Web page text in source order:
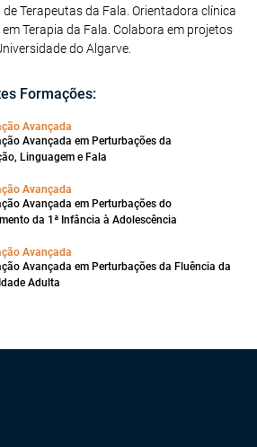
Terapeutas da Fala. Orientadora clínica
Terapia da Fala. Colabora em projetos
do Algarve.
Formações:
Avançada
Avançada em Perturbações da
Linguagem e Fala
Avançada
Avançada em Perturbações do
da 1ª Infância à Adolescência
Avançada
Avançada em Perturbações da Fluência da
Adulta